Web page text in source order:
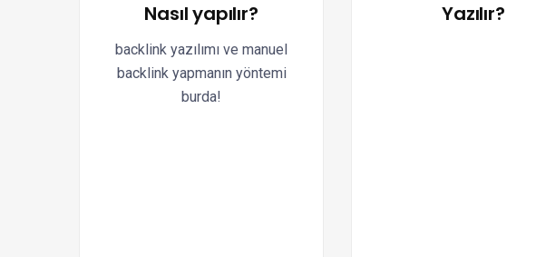
Nasıl yapılır?
backlink yazılımı ve manuel
backlink yapmanın yöntemi
burda!
Yazılır?